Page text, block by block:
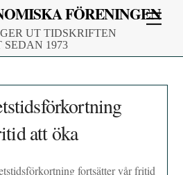
FÖRENINGEN
UT TIDSKRIFTEN
1973
att öka
fortsätter vår fritid